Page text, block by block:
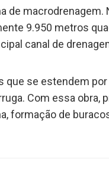
macrodrenagem.
9.950 metros
canal de
se estendem
Com essa
formação de